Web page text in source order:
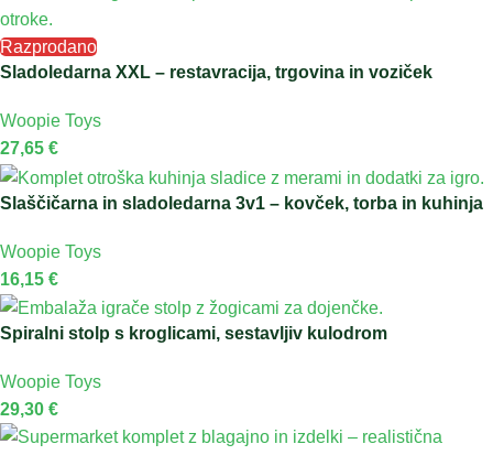
Razprodano
Sladoledarna XXL – restavracija, trgovina in voziček
Woopie Toys
27,65 €
Slaščičarna in sladoledarna 3v1 – kovček, torba in kuhinja
Woopie Toys
16,15 €
Spiralni stolp s kroglicami, sestavljiv kulodrom
Woopie Toys
29,30 €